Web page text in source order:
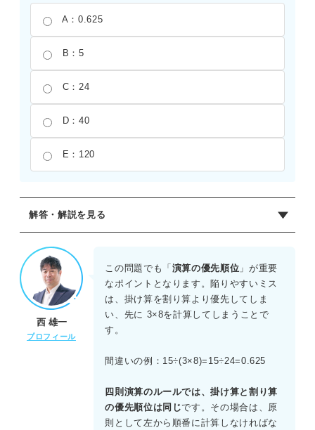
A：0.625
B：5
C：24
D：40
E：120
解答・解説を見る
正解：D
左から計算を進める。まず、15÷3を計算すると5になる。そ
の5に8を掛けると、5×8=40が導き出される。割り算を後回
しにして3×8を先に計算し、15をその数値で割るというミ
スをしないよう注意が必要である。
西 雄一
プロフィール
この問題でも「 演算の優先順位 」が重要
なポイントとなります。陥りやすいミス
は、掛け算を割り算より優先してしま
い、先に 3×8を計算してしまうことで
す。
間違いの例：15÷(3×8)=15÷24=0.625
四則演算のルールでは、掛け算と割り算
の優先順位は同じです。その場合は、原
則として左から順番に計算しなければな